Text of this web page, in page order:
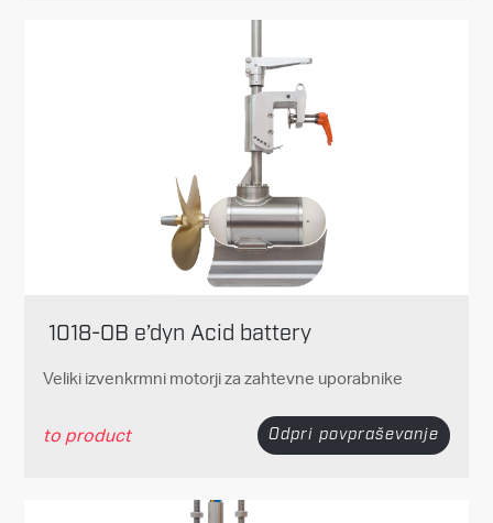
1018-OB e’dyn Acid battery
Veliki izvenkrmni motorji za zahtevne uporabnike
to product Odpri povpraševanje